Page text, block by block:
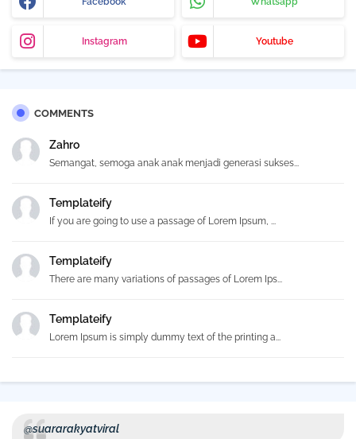
Instagram Youtube
COMMENTS
Zahro
Semangat, semoga anak anak menjadi generasi sukses...
Templateify
If you are going to use a passage of Lorem Ipsum, ...
Templateify
There are many variations of passages of Lorem Ips...
Templateify
Lorem Ipsum is simply dummy text of the printing a...
@suararakyatviral